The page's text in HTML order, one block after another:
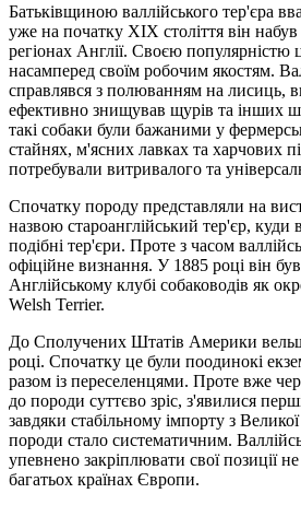
Батьківщиною валлійського тер'єра
уже на початку XIX століття він
регіонах Англії. Своєю популярністю
насамперед своїм робочим якостям.
справлявся з полюванням на лисиць,
ефективно знищував щурів та інших
такі собаки були бажаними у
стайнях, м'ясних лавках та харчових
потребували витривалого та
Спочатку породу представляли на
назвою староанглійський тер'єр, куди
подібні тер'єри. Проте з часом
офіційне визнання. У 1885 році він
Англійському клубі собаководів як
Welsh Terrier.
До Сполучених Штатів Америки
році. Спочатку це були поодинокі
разом із переселенцями. Проте вже
до породи суттєво зріс, з'явилися
завдяки стабільному імпорту з
породи стало систематичним.
упевнено закріплювати свої позиції
багатьох країнах Європи.